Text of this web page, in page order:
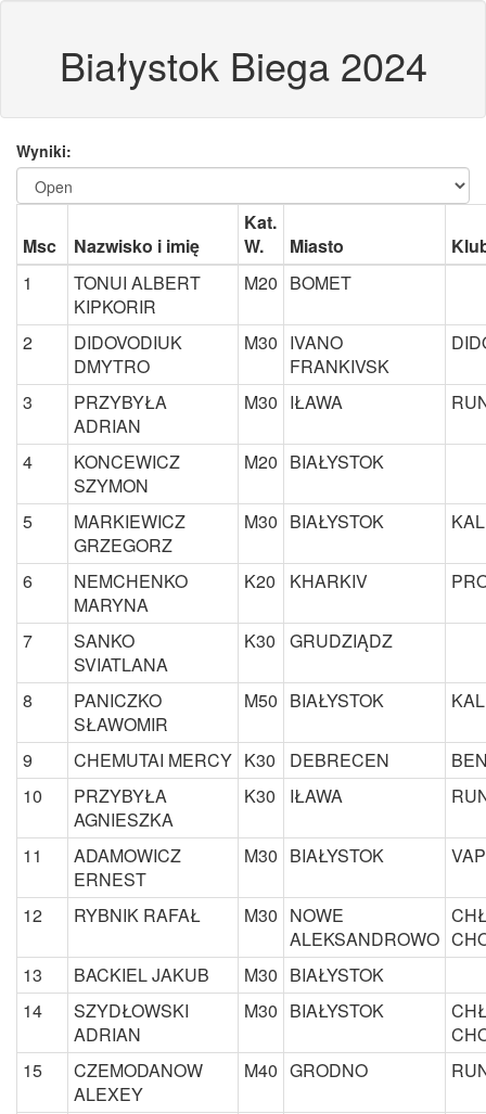
Białystok Biega 2024
Wyniki:
Msc Nazwisko i imię
Kat.
W.
Miasto
1
TONUI ALBERT
KIPKORIR
M20 BOMET
2
DIDOVODIUK
DMYTRO
M30 IVANO
FRANKIVSK
3
PRZYBYŁA
ADRIAN
M30 IŁAWA
4
KONCEWICZ
SZYMON
M20 BIAŁYSTOK
5
MARKIEWICZ
GRZEGORZ
M30 BIAŁYSTOK
6
NEMCHENKO
MARYNA
K20 KHARKIV
7
SANKO
SVIATLANA
K30 GRUDZIĄDZ
8
PANICZKO
SŁAWOMIR
M50 BIAŁYSTOK
9 CHEMUTAI MERCY K30 DEBRECEN
10
PRZYBYŁA
AGNIESZKA
K30 IŁAWA
11
ADAMOWICZ
ERNEST
M30 BIAŁYSTOK
12 RYBNIK RAFAŁ M30 NOWE
ALEKSANDROWO
13
BACKIEL JAKUB M30 BIAŁYSTOK
14
SZYDŁOWSKI
ADRIAN
M30 BIAŁYSTOK
15
CZEMODANOW
ALEXEY
M40 GRODNO